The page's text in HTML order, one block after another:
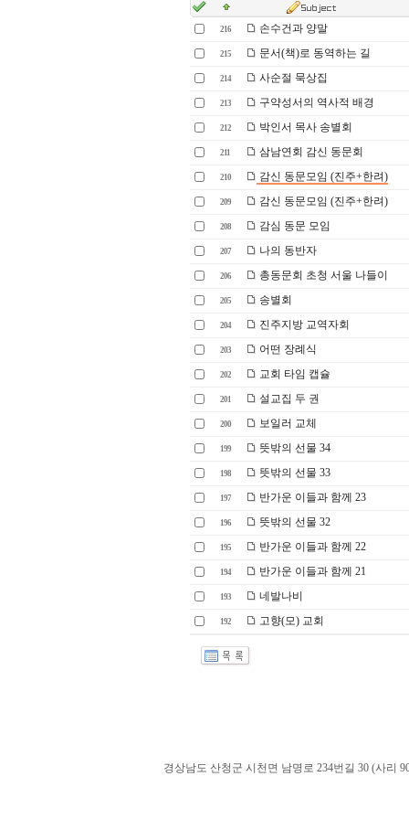
216 손수건과 양말
215 문서(책)로 동역하는 길
214 사순절 묵상집
213 구약성서의 역사적 배경
212 박인서 목사 송별회
211 삼남연회 감신 동문회
210 감신 동문모임 (진주+한려)
209 감신 동문모임 (진주+한려)
208 감심 동문 모임
207 나의 동반자
206 총동문회 초청 서울 나들이
205 송별회
204 진주지방 교역자회
203 어떤 장례식
202 교회 타임 캡슐
201 설교집 두 권
200 보일러 교체
199 뜻밖의 선물 34
198 뜻밖의 선물 33
197 반가운 이들과 함께 23
196 뜻밖의 선물 32
195 반가운 이들과 함께 22
194 반가운 이들과 함께 21
193 네발나비
192 고향(모) 교회
경상남도 산청군 시천면 남명로 234번길 30 (사리